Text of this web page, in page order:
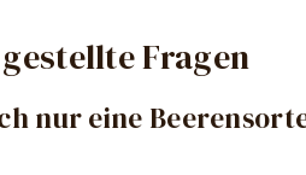
Fragen
nur eine